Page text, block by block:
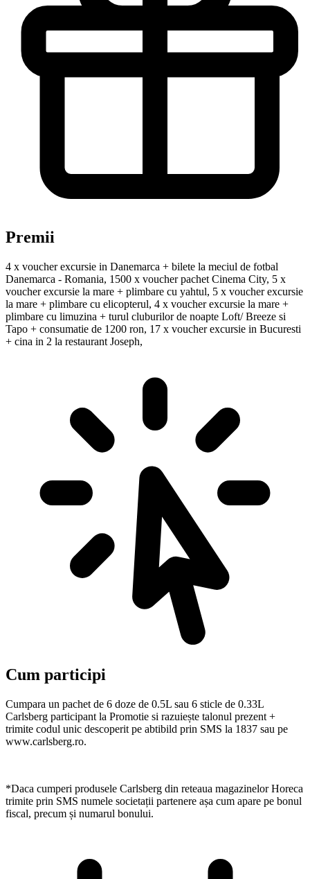
Premii
4 x voucher excursie in Danemarca + bilete la meciul de fotbal
Danemarca - Romania, 1500 x voucher pachet Cinema City, 5 x
voucher excursie la mare + plimbare cu yahtul, 5 x voucher excursie
la mare + plimbare cu elicopterul, 4 x voucher excursie la mare +
plimbare cu limuzina + turul cluburilor de noapte Loft/ Breeze si
Tapo + consumatie de 1200 ron, 17 x voucher excursie in Bucuresti
+ cina in 2 la restaurant Joseph,
Cum participi
Cumpara un pachet de 6 doze de 0.5L sau 6 sticle de 0.33L
Carlsberg participant la Promotie si razuiește talonul prezent +
trimite codul unic descoperit pe abtibild prin SMS la 1837 sau pe
www.carlsberg.ro.
*Daca cumperi produsele Carlsberg din reteaua magazinelor Horeca
trimite prin SMS numele societații partenere așa cum apare pe bonul
fiscal, precum și numarul bonului.